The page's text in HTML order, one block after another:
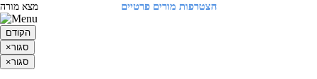
הצטרפות מורים פרטיים מצא מורה
הקודם
×סגור
×סגור